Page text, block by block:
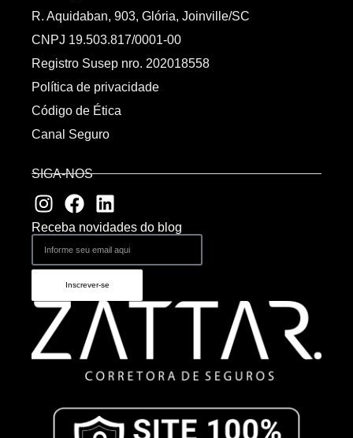
R. Aquidaban, 903, Glória, Joinville/SC
CNPJ 19.503.817/0001-00
Registro Susep nro. 202018558
Política de privacidade
Código de Ética
Canal Seguro
SIGA-NOS
Receba novidades do blog
Inscrever-se